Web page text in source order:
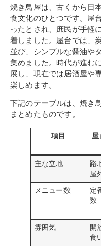
焼き鳥屋は、古くから日
食文化のひとつです。屋
ったとされ、庶民が手軽
着しました。屋台では、
並び、シンプルな醤油や
集めました。時代が進む
展し、現在では居酒屋や
楽しめます。
下記のテーブルは、焼き
まとめたものです。
項目
屋
主な立地
路
屋
メニュー数
定
数
雰囲気
開
食